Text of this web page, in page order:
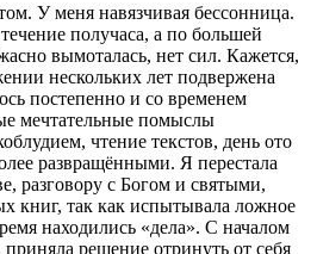
У меня навязчивая бессонница.
получаса, а по большей
вымоталась, нет сил. Кажется,
нескольких лет подвержена
постепенно и со временем
мечтательные помыслы
чтение текстов, день ото
развращёнными. Я перестала
разговору с Богом и святыми,
книг, так как испытывала ложное
находились «дела». С началом
решение отринуть от себя